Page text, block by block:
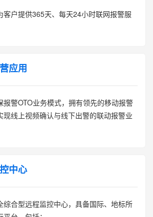
户提供365天、每天24小时联网报警服
应用
警OTO业务模式，拥有领先的移动报警
现线上视频确认与线下出警的联动报警业
中心
合型远程监控中心，具备国际、地标所